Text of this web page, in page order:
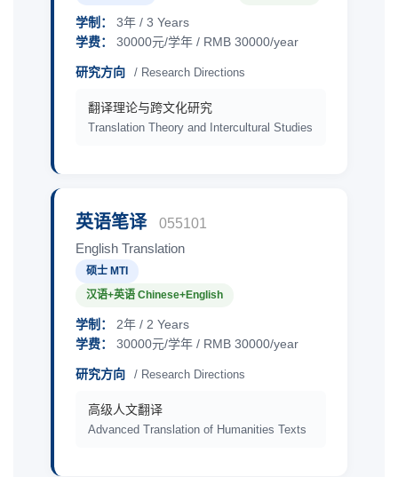
学制：
3年 / 3 Years
学费：
30000元/学年 / RMB 30000/year
研究方向 / Research Directions
翻译理论与跨文化研究
Translation Theory and Intercultural Studies
英语笔译
055101
English Translation
硕士 MTI
汉语+英语 Chinese+English
学制：
2年 / 2 Years
学费：
30000元/学年 / RMB 30000/year
研究方向 / Research Directions
高级人文翻译
Advanced Translation of Humanities Texts